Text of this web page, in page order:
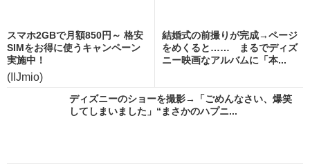
スマホ2GBで月額850円～ 格安
SIMをお得に使うキャンペーン
実施中！
(IIJmio)
結婚式の前撮りが完成→ページ
をめくると…… まるでディズ
ニー映画なアルバムに「本...
ディズニーのショーを撮影→「ごめんなさい、爆笑
してしまいました」“まさかのハプニ...